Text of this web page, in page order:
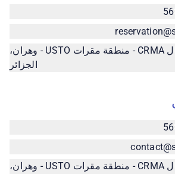
مركز أعمال CRMA - منطقة مقرات USTO - وهران،
الجزائر
مركز أعمال CRMA - منطقة مقرات USTO - وهران،